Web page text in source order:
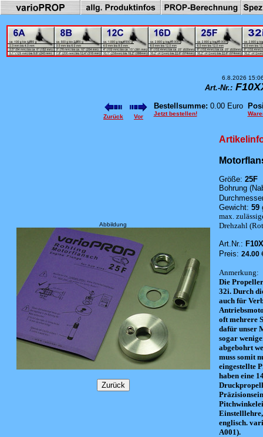
6.8.2026
Art.-Nr.:
Zurück Vor
Bestellsumme: 0.00 Euro
Jetzt bestellen!
Abbildung
Größe: 25F
Bohrung
Gewicht: 59
max.
Drehzahl
Art.Nr.:
Preis: 24.00
Anmerkung:
Die
32i. Durch
auch für
oft mehrere
dafür unser
sogar
abgebohrt
muss somit
eingestellte
haben eine
englisch.
A001).